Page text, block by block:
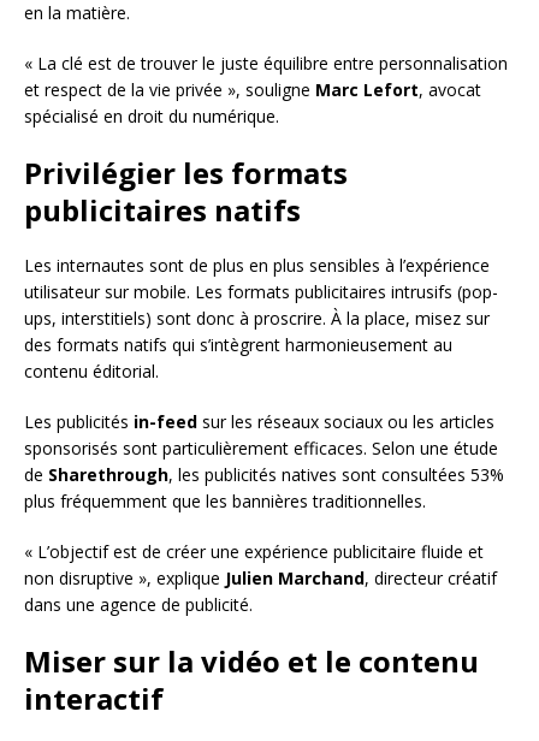
en la matière.
« La clé est de trouver le juste équilibre entre personnalisation
et respect de la vie privée », souligne Marc Lefort, avocat
spécialisé en droit du numérique.
Privilégier les formats
publicitaires natifs
Les internautes sont de plus en plus sensibles à l’expérience
utilisateur sur mobile. Les formats publicitaires intrusifs (pop-
ups, interstitiels) sont donc à proscrire. À la place, misez sur
des formats natifs qui s’intègrent harmonieusement au
contenu éditorial.
Les publicités in-feed sur les réseaux sociaux ou les articles
sponsorisés sont particulièrement efficaces. Selon une étude
de Sharethrough, les publicités natives sont consultées 53%
plus fréquemment que les bannières traditionnelles.
« L’objectif est de créer une expérience publicitaire fluide et
non disruptive », explique Julien Marchand, directeur créatif
dans une agence de publicité.
Miser sur la vidéo et le contenu
interactif